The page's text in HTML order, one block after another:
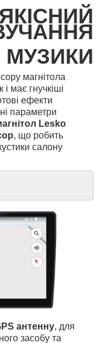
ЯКІСНИЙ
МУЗИКИ
магнітола
має гнучкіші
ефекти
параметри
Lesko
, що робить
салону
антенну, для
засобу та